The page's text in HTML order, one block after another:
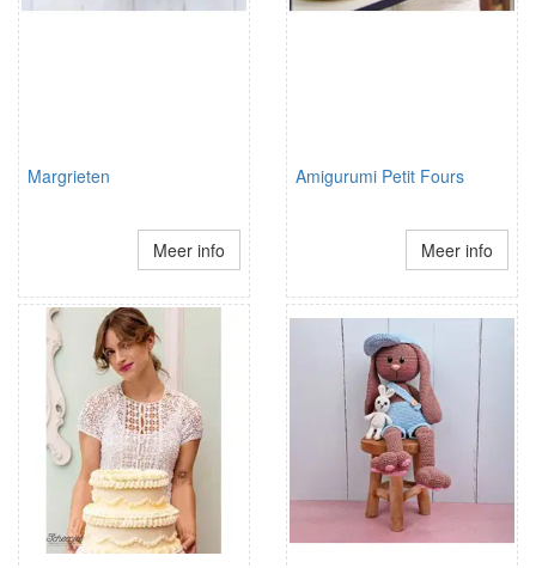
Margrieten
Meer info
Amigurumi Petit Fours
Meer info